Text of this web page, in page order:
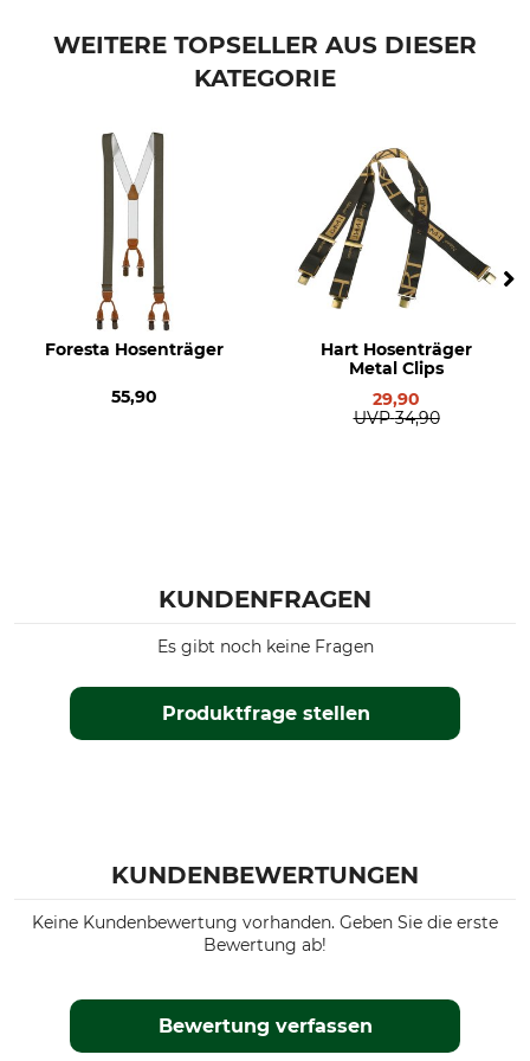
grün
WEITERE TOPSELLER AUS DIESER
KATEGORIE
Foresta Hosenträger
55,90
Hart Hosenträger
Metal Clips
29,90
UVP 34,90
KUNDENFRAGEN
Produktfrage stellen
Es gibt noch keine Fragen
KUNDENBEWERTUNGEN
Keine Kundenbewertung vorhanden. Geben Sie die erste
Bewertung ab!
Bewertung verfassen